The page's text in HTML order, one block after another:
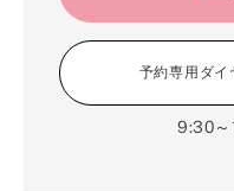
予約専用ダイ
9:30～